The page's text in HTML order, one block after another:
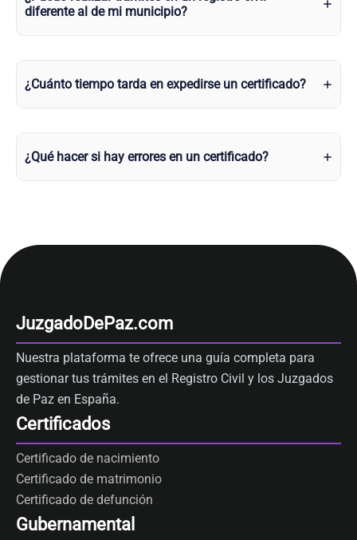
diferente al de mi municipio?
¿Cuánto tiempo tarda en expedirse un certificado?
¿Qué hacer si hay errores en un certificado?
JuzgadoDePaz.com
Nuestra plataforma te ofrece una guía completa para
gestionar tus trámites en el Registro Civil y los Juzgados
de Paz en España.
Certificados
Certificado de nacimiento
Certificado de matrimonio
Certificado de defunción
Gubernamental